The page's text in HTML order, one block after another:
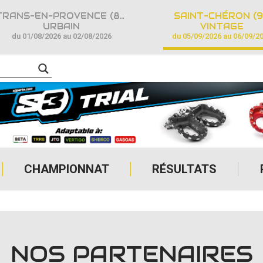
CHAMPIONNAT RÉSULTATS
TRANS-EN-PROVENCE (83)
URBAIN
du 01/08/2026 au 02/08/2026
SAINT-CHÉRON
VINTAGE
du 05/09/2026 au 06/09/
NOS PARTENAIRES